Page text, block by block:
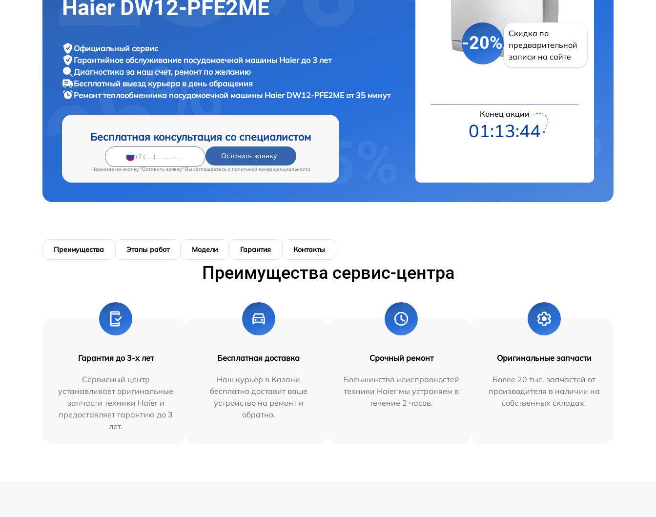
Haier DW12-PFE2ME
Официальный сервис
Гарантийное обслуживание посудомоечной машины Haier до 3 лет
Диагностика за наш счет, ремонт по желанию
Бесплатный выезд курьера в день обращения
Ремонт теплообменника посудомоечной машины Haier DW12-PFE2ME от 35 минут
Бесплатная консультация со специалистом
Оставить заявку
Нажимая на кнопку "Оставить заявку" Вы соглашаетесь c политикой конфиденциальности
-20%
Скидка по
предварительной
записи на сайте
Конец акции
01:13:43
Преимущества Этапы работ Модели Гарантия Контакты
Преимущества сервис-центра
Гарантия до 3-х лет
Сервисный центр
устанавливает оригинальные
запчасти техники Haier и
предоставляет гарантию до 3
лет.
Бесплатная доставка
Наш курьер в Казани
бесплатно доставит ваше
устройство на ремонт и
обратно.
Срочный ремонт
Большинство неисправностей
техники Haier мы устраняем в
течение 2 часов.
Оригинальные запчасти
Более 20 тыс. запчастей от
производителя в наличии на
собственных складах.